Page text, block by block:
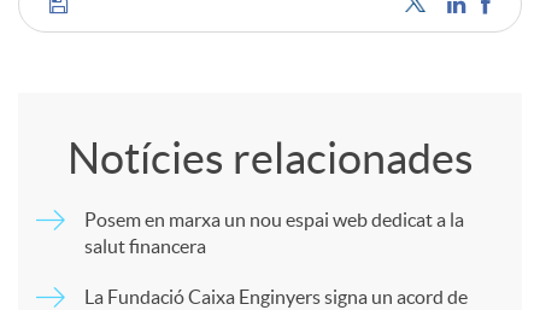
s
C
Notícies relacionades
Posem en marxa un nou espai web dedicat a la
salut financera
La Fundació Caixa Enginyers signa un acord de